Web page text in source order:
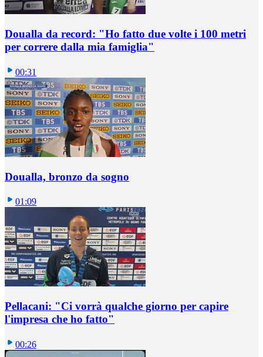
Doualla da record: "Ho fatto due volte i 100 metri
per correre dalla mia famiglia"
00:31
Doualla, bronzo da sogno
01:09
Pellacani: "Ci vorrà qualche giorno per capire
l'impresa che ho fatto"
00:26